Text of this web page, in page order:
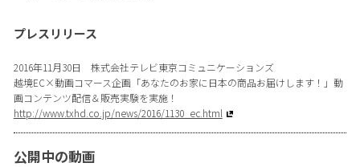
プレスリリース
2016年11月30日 株式会社テレビ東京コミュニケーションズ
越境EC×動画コマース企画「あなたのお家に日本の商品お届けします！」動
画コンテンツ配信＆販売実験を実施！
http://www.txhd.co.jp/news/2016/1130_ec.html
公開中の動画